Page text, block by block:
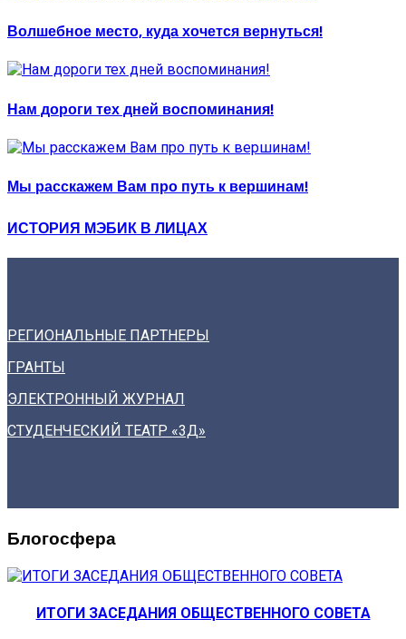
Волшебное место, куда хочется вернуться!
Нам дороги тех дней воспоминания!
Мы расскажем Вам про путь к вершинам!
ИСТОРИЯ МЭБИК В ЛИЦАХ
РЕГИОНАЛЬНЫЕ ПАРТНЕРЫ
ГРАНТЫ
ЭЛЕКТРОННЫЙ ЖУРНАЛ
СТУДЕНЧЕСКИЙ ТЕАТР «3Д»
Блогосфера
ИТОГИ ЗАСЕДАНИЯ ОБЩЕСТВЕННОГО СОВЕТА